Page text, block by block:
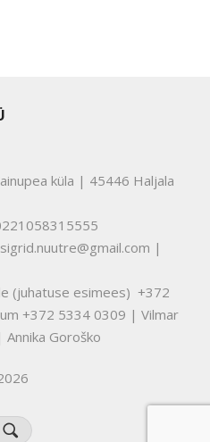
küla | 45446 Haljala
|
(juhatuse esimees) +372
+372 5334 0309 | Vilmar
Goroško